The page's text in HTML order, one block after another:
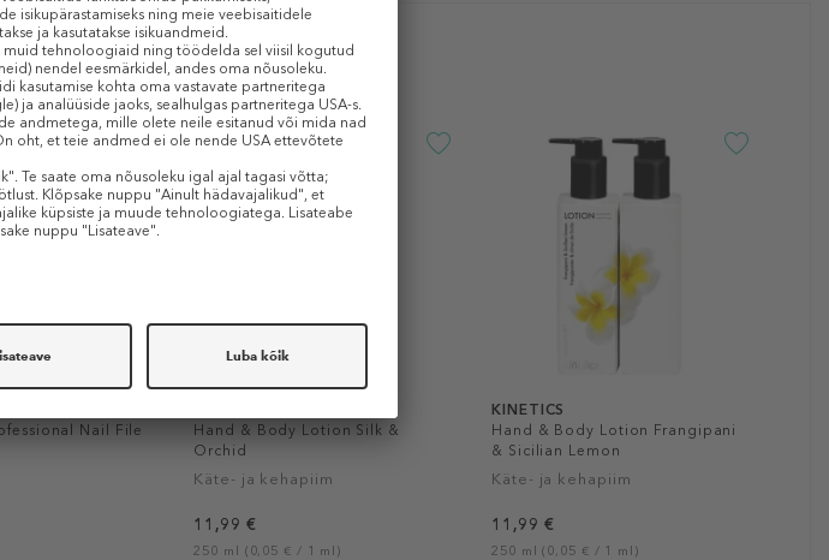
tooted
Nail File
Hand & Body Lotion Silk &
Orchid
Käte- ja kehapiim
11,99 €
250 ml (0,05 € / 1 ml)
KINETICS
Hand & Body Lotion Frangipani
& Sicilian Lemon
Käte- ja kehapiim
11,99 €
250 ml (0,05 € / 1 ml)